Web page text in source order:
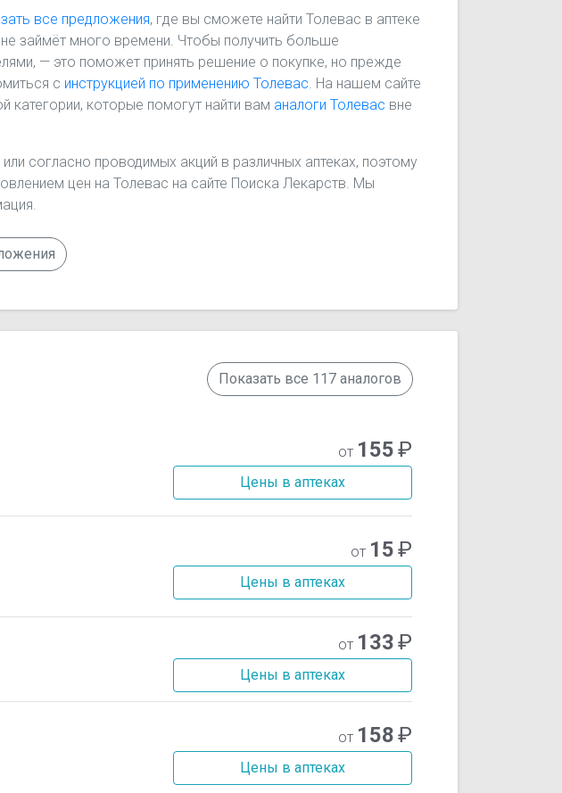
все предложения, где вы сможете найти Толевас в аптеке
займёт много времени. Чтобы получить больше
— это поможет принять решение о покупке, но прежде
с инструкцией по применению Толевас . На нашем сайте
которые помогут найти вам аналоги Толевас вне
согласно проводимых акций в различных аптеках, поэтому
цен на Толевас на сайте Поиска Лекарств. Мы
Показать все 117 аналогов
от 155₽
Цены в аптеках
от 15₽
Цены в аптеках
от 133₽
Цены в аптеках
от 158₽
Цены в аптеках